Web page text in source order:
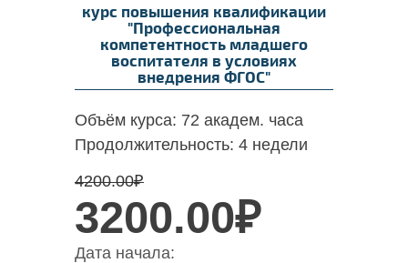
курс повышения квалификации
"Профессиональная
компетентность младшего
воспитателя в условиях
внедрения ФГОС"
Объём курса: 72 академ. часа
Продолжительность: 4 недели
4200.00₽
3200.00₽
Дата начала: